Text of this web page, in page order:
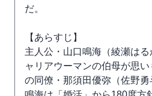
だ。
【あらすじ】
主人公・山口鳴海（綾瀬は
ャリアウーマンの伯母が思
の同僚・那須田優弥（佐野